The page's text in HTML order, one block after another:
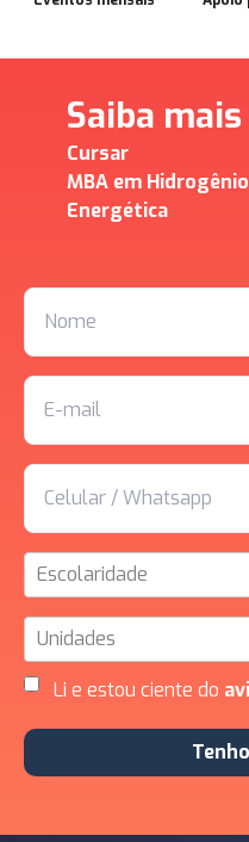
Saiba mais
Cursar
MBA em
Energética
Escolaridade
Unidades
Li e estou ciente do